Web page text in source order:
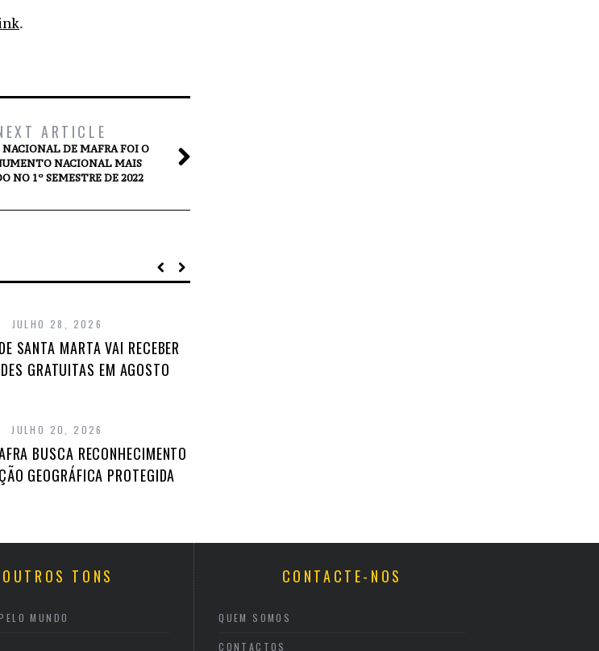
.
ARTICLE
NACIONAL DE MAFRA FOI O
NACIONAL MAIS
NO 1º SEMESTRE DE 2022
JULHO 28, 2026
SANTA MARTA VAI RECEBER
GRATUITAS EM AGOSTO
JULHO 20, 2026
BUSCA RECONHECIMENTO
GEOGRÁFICA PROTEGIDA
OUTROS TONS
MUNDO
CONTACTE-NOS
QUEM SOMOS
CONTACTOS